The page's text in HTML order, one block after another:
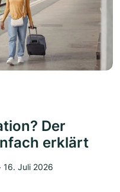
Der
erklärt
‧ 16. Juli 2026